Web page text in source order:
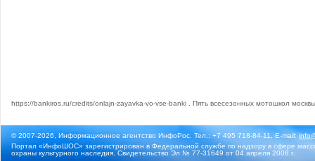
https://bankiros.ru/credits/onlajn-zayavka-vo-vse-banki . Пять всесезонных мотошкол москвы
© 2007-2026, Информационное агентство ИнфоРос. Тел.: +7 495 718-84-11, E-mail:
Портал «ИнфоШОС» зарегистрирован в Федеральной службе по надзору в сфере
охраны культурного наследия. Свидетельство Эл № 77-31649 от 04 апреля 2008 г.